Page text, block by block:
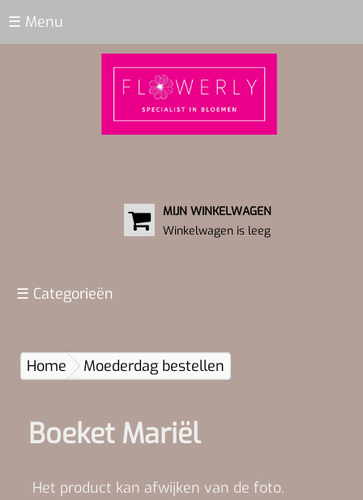
☰ Menu
MIJN WINKELWAGEN
Winkelwagen is leeg
☰ Categorieën
Home Moederdag bestellen
Boeket Mariël
Het product kan afwijken van de foto.